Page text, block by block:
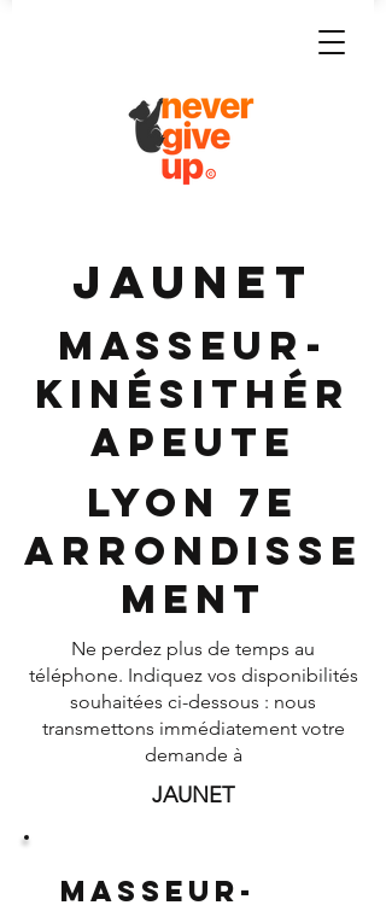
JAUNET
Masseur-
Kinésithér
apeute
Lyon 7e
Arrondisse
ment
Ne perdez plus de temps au
téléphone. Indiquez vos disponibilités
souhaitées ci-dessous : nous
transmettons immédiatement votre
demande à
JAUNET
Masseur-